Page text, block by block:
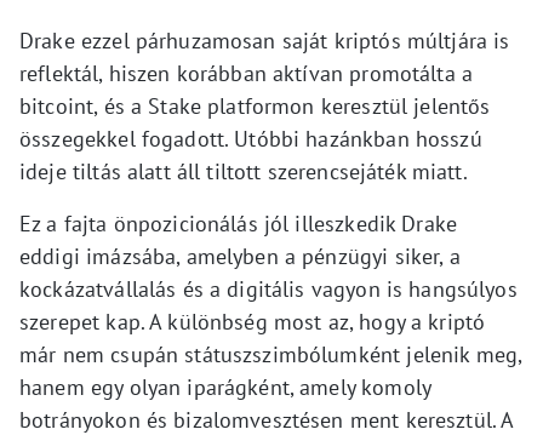
Drake ezzel párhuzamosan saját kriptós múltjára is
reflektál, hiszen korábban aktívan promotálta a
bitcoint, és a Stake platformon keresztül jelentős
összegekkel fogadott. Utóbbi hazánkban hosszú
ideje tiltás alatt áll tiltott szerencsejáték miatt.
Ez a fajta önpozicionálás jól illeszkedik Drake
eddigi imázsába, amelyben a pénzügyi siker, a
kockázatvállalás és a digitális vagyon is hangsúlyos
szerepet kap. A különbség most az, hogy a kriptó
már nem csupán státuszszimbólumként jelenik meg,
hanem egy olyan iparágként, amely komoly
botrányokon és bizalomvesztésen ment keresztül. A